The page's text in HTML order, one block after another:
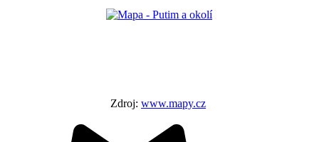
Zdroj: www.mapy.cz